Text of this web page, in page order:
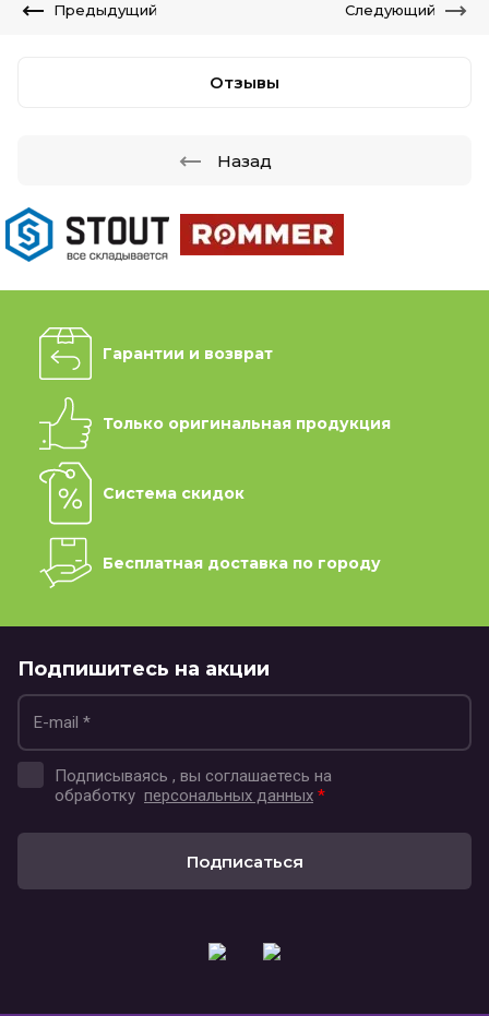
Предыдущий Следующий
Отзывы
Назад
Гарантии и возврат
Только оригинальная продукция
Система скидок
Бесплатная доставка по городу
Подпишитесь на акции
Подписываясь , вы соглашаетесь на
обработку персональных данных *
Подписаться